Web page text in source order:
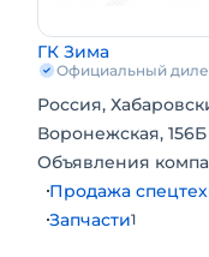
• Шины 23.5-25
ГК Зима
Официальный
Россия,
Воронежская, 156Б
Объявления
Продажа
Запчасти1